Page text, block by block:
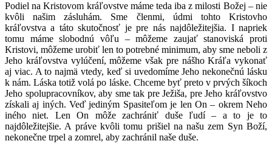
Podiel na Kristovom kráľovstve máme teda iba z milosti Božej – nie
kvôli našim zásluhám. Sme členmi, údmi tohto Kristovho
kráľovstva a táto skutočnosť je pre nás najdôležitejšia. I napriek
tomu máme slobodnú vôľu – môžeme zaujať stanoviská proti
Kristovi, môžeme urobiť len to potrebné minimum, aby sme neboli z
Jeho kráľovstva vylúčení, môžeme však pre nášho Kráľa vykonať
aj viac. A to najmä vtedy, keď si uvedomíme Jeho nekonečnú lásku
k nám. Láska totiž volá po láske. Chceme byť preto v prvých šíkoch
Jeho spolupracovníkov, aby sme tak pre Ježiša, pre Jeho kráľovstvo
získali aj iných. Veď jediným Spasiteľom je len On – okrem Neho
iného niet. Len On môže zachrániť duše ľudí – a to je to
najdôležitejšie. A práve kvôli tomu prišiel na našu zem Syn Boží,
nekonečne trpel a zomrel, aby zachránil naše duše.